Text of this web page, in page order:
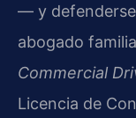
— y
abogado
Commercial
Licencia de